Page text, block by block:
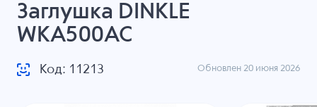
Заглушка DINKLE
WKA500AC
Код: 11213 Обновлен 20 июня 2026